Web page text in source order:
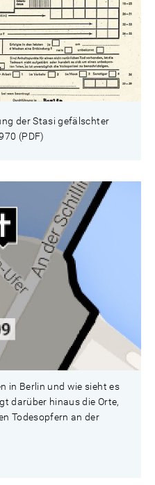
der Stasi gefälschter
(PDF)
in Berlin und wie sieht es
darüber hinaus die Orte,
Todesopfern an der